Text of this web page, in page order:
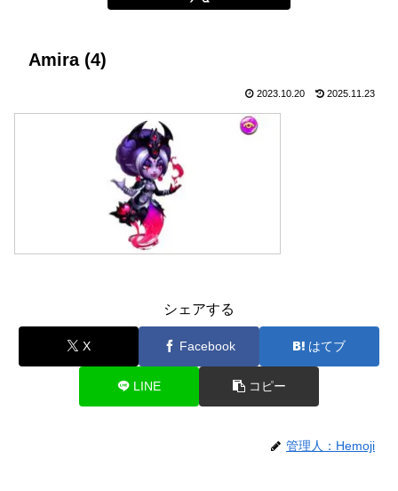
Amira (4)
2023.10.20 2025.11.23
シェアする
X Facebook はてブ
LINE コピー
管理人：Hemoji